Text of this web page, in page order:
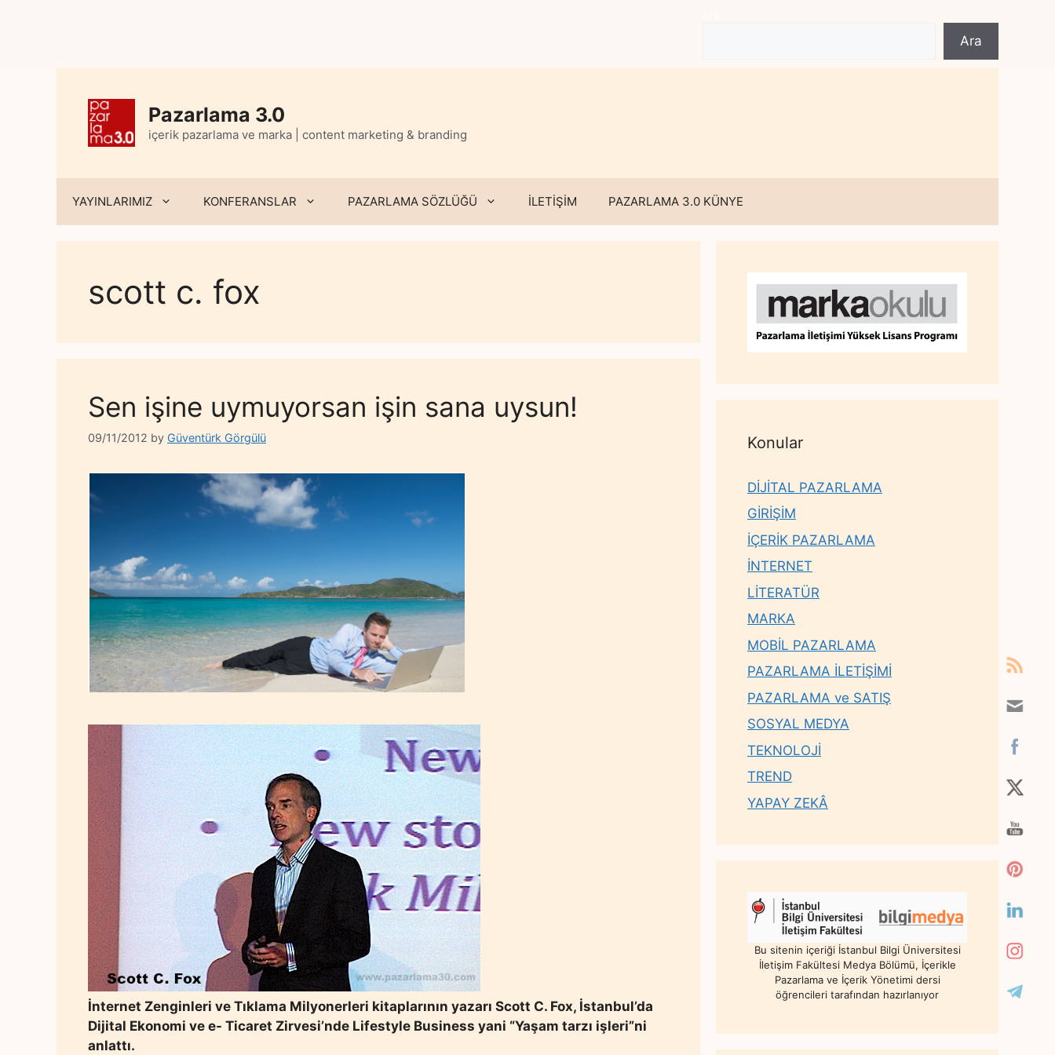
Ara
Pazarlama 3.0
içerik pazarlama ve marka | content marketing & branding
YAYINLARIMIZ KONFERANSLAR PAZARLAMA SÖZLÜĞÜ İLETİŞİM PAZARLAMA 3.0 KÜNYE
scott c. fox
Sen işine uymuyorsan işin sana uysun!
09/11/2012 by Güventürk Görgülü
İnternet Zenginleri ve Tıklama Milyonerleri kitaplarının yazarı Scott C. Fox, İstanbul’da
Dijital Ekonomi ve e- Ticaret Zirvesi’nde Lifestyle Business yani “Yaşam tarzı işleri”ni
anlattı.
Konular
DİJİTAL PAZARLAMA
GİRİŞİM
İÇERİK PAZARLAMA
İNTERNET
LİTERATÜR
MARKA
MOBİL PAZARLAMA
PAZARLAMA İLETİŞİMİ
PAZARLAMA ve SATIŞ
SOSYAL MEDYA
TEKNOLOJİ
TREND
YAPAY ZEKÂ
Bu sitenin içeriği İstanbul Bilgi Üniversitesi
İletişim Fakültesi Medya Bölümü, İçerikle
Pazarlama ve İçerik Yönetimi dersi
öğrencileri tarafından hazırlanıyor